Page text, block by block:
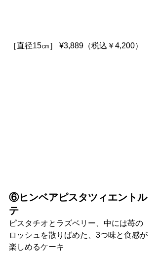
［直径15㎝］ ¥3,889（税込￥4,200）
⑥ヒンベアピスタツィエントル
テ
ピスタチオとラズベリー、中には苺の
ロッシュを散りばめた、3つ味と食感が
楽しめるケーキ